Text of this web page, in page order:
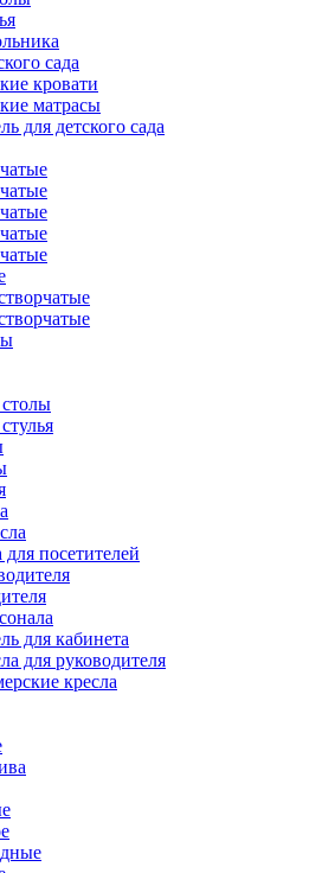
сада
кровати
матрасы
для детского сада
посетителей
для кабинета
для руководителя
кресла